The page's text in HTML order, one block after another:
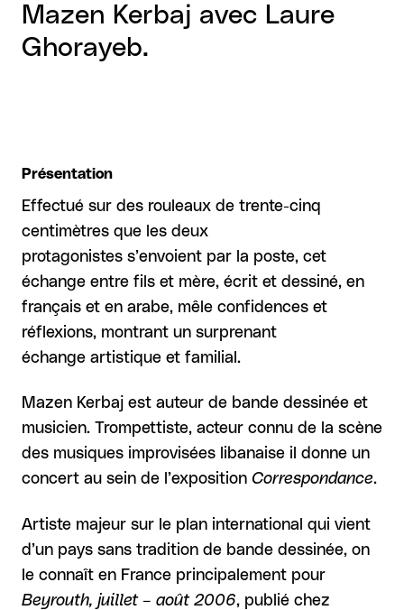
Mazen Kerbaj avec Laure
Ghorayeb.
Présentation
Effectué sur des rouleaux de trente-cinq
centimètres que les deux
protagonistes s’envoient par la poste, cet
échange entre fils et mère, écrit et dessiné, en
français et en arabe, mêle confidences et
réflexions, montrant un surprenant
échange artistique et familial.
Mazen Kerbaj est auteur de bande dessinée et
musicien. Trompettiste, acteur connu de la scène
des musiques improvisées libanaise il donne un
concert au sein de l’exposition Correspondance.
Artiste majeur sur le plan international qui vient
d’un pays sans tradition de bande dessinée, on
le connaît en France principalement pour
Beyrouth, juillet – août 2006, publié chez